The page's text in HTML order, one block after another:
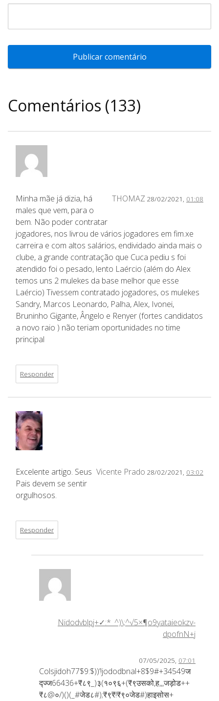
Comentários (133)
THOMAZ 28/02/2021, 01:08
Minha mãe já dizia, há
males que vem, para o
bem. Não poder contratar
jogadores, nos livrou de vários jogadores em fim.xe
carreira e com altos salários, endividado ainda mais o
clube, a grande contratação que Cuca pediu s foi
atendido foi o pesado, lento Laércio (além do Alex
temos uns 2 mulekes da base melhor que esse
Laércio) Tivessem contratado jogadores, os mulekes
Sandry, Marcos Leonardo, Palha, Alex, Ivonei,
Bruninho Gigante, Ângelo e Renyer (fortes candidatos
a novo raio ) não teriam oportunidades no time
principal
Responder
Vicente Prado 28/02/2021, 03:02
Excelente artigo. Seus
Pais devem se sentir
orgulhosos.
Responder
Nidodvblpj+✓:*_^)\;^√5×¶o9yataieokzv-
dpofnN+j
07/05/2025, 07:01
Colsjidoh77$9:$))’!jododbnal+8$9#+34549ज
द्ज्ज66436+₹८९_)३(१०९६+(₹९उसको,ह,,,जड़ोड++
₹८@०/)()(_#जेड८#);₹९₹!₹९०जेड#)हाइसोस+